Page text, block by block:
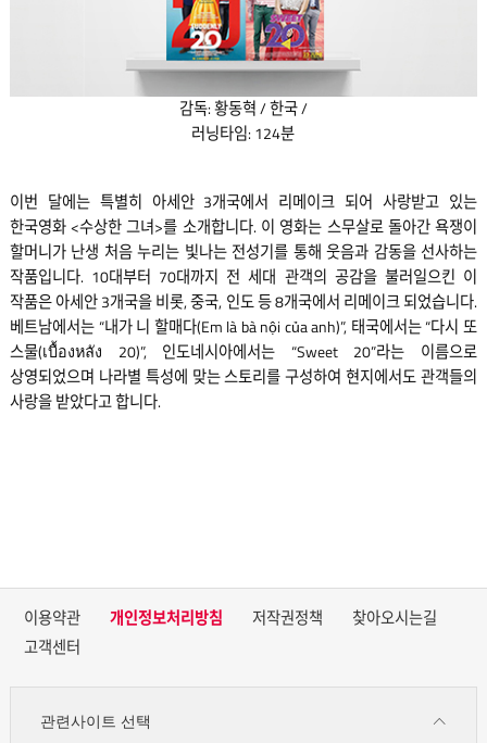
감독: 황동혁 / 한국 /
러닝타임: 124분
이번 달에는 특별히 아세안 3개국에서 리메이크 되어 사랑받고 있는
한국영화 <수상한 그녀>를 소개합니다. 이 영화는 스무살로 돌아간 욕쟁이
할머니가 난생 처음 누리는 빛나는 전성기를 통해 웃음과 감동을 선사하는
작품입니다. 10대부터 70대까지 전 세대 관객의 공감을 불러일으킨 이
작품은 아세안 3개국을 비롯, 중국, 인도 등 8개국에서 리메이크 되었습니다.
베트남에서는 “내가 니 할매다(Em là bà nội của anh)”, 태국에서는 “다시 또
스물(เบื้องหลัง 20)”, 인도네시아에서는 “Sweet 20”라는 이름으로
상영되었으며 나라별 특성에 맞는 스토리를 구성하여 현지에서도 관객들의
사랑을 받았다고 합니다.
이용약관 개인정보처리방침 저작권정책
찾아오시는길
고객센터
관련사이트 선택